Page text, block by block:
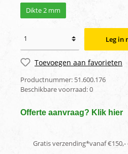
Dikte 2 mm
Leg in
Toevoegen aan favorieten
Productnummer: 51.600.176
Beschikbare voorraad:0
Offerte aanvraag? Klik hier
Gratis verzending*vanaf €150,-